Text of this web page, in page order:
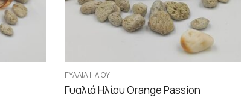
ΓΥΑΛΙΆ ΗΛΊΟΥ
Γυαλιά Ηλίου Orange Passion